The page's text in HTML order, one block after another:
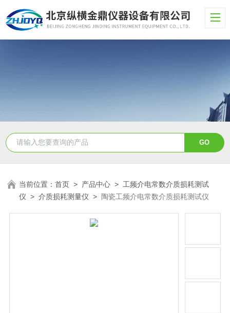
当前位置：首页 > 产品中心 > 工频介电常数介质损耗测试
仪 >介质损耗测量仪 >陶瓷工频介电常数介质损耗测试仪